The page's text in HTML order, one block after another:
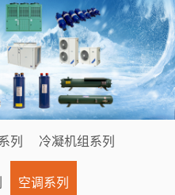
列 冷凝机组系列
空调系列